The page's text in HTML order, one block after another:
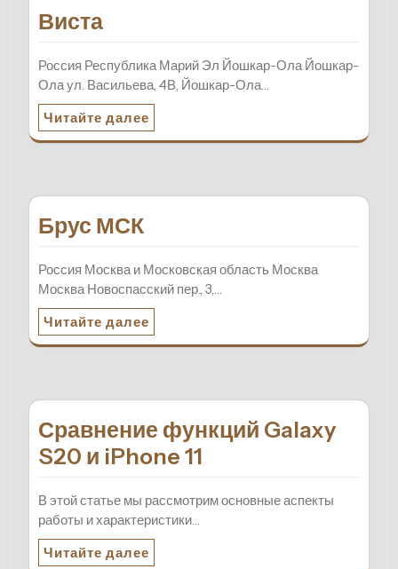
Виста
Россия Республика Марий Эл Йошкар-Ола Йошкар-
Ола ул. Васильева, 4В, Йошкар-Ола…
Читайте далее
Брус МСК
Россия Москва и Московская область Москва
Москва Новоспасский пер., 3,…
Читайте далее
Сравнение функций Galaxy
S20 и iPhone 11
В этой статье мы рассмотрим основные аспекты
работы и характеристики…
Читайте далее